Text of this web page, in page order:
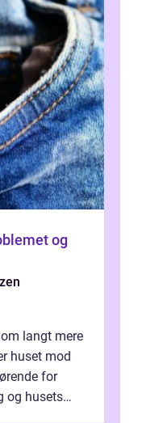
langt mere
huset mod
for
og husets